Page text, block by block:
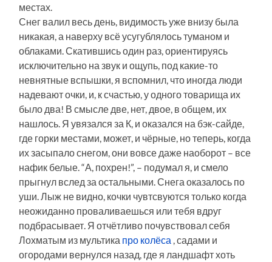
местах.
Снег валил весь день, видимость уже внизу была
никакая, а наверху всё усугублялось туманом и
облаками. Скатившись один раз, ориентируясь
исключительно на звук и ощупь, под какие-то
невнятные вспышки, я вспомнил, что иногда люди
надевают очки, и, к счастью, у одного товарища их
было два! В смысле две, нет, двое, в общем, их
нашлось. Я увязался за К, и оказался на бэк-сайде,
где горки местами, может, и чёрные, но теперь, когда
их засыпало снегом, они вовсе даже наоборот – все
нафик белые. “А, похрен!”, – подумал я, и смело
прыгнул вслед за остальными. Снега оказалось по
уши. Лыж не видно, кочки чувтсвуются только когда
неожиданно проваливаешься или тебя вдруг
подбрасывает. Я отчётливо почувствовал себя
Лохматым из мультика про колёса , садами и
огородами вернулся назад, где я ландшафт хоть